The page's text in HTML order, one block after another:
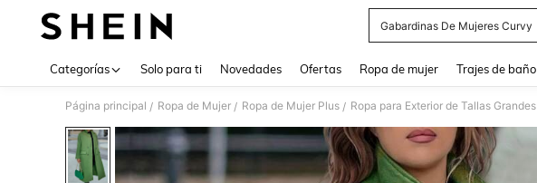
Gabardinas De Mujeres Curvy
Categorías Solo para ti Novedades Ofertas Ropa de mujer Trajes de baño
Página principal / Ropa de Mujer / Ropa de Mujer Plus / Ropa para Exterior de Tallas Grandes